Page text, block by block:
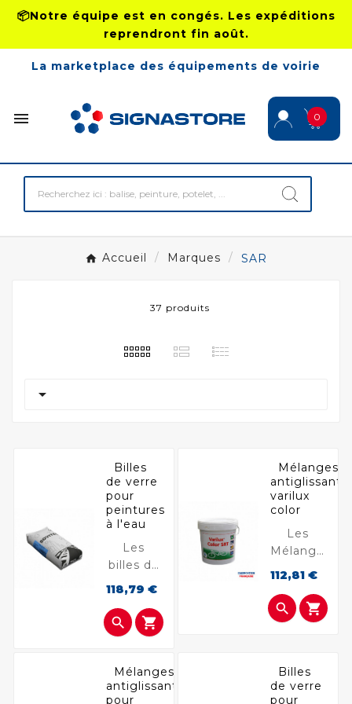
📦Notre équipe est en congés. Les expéditions
reprendront fin août.
La marketplace des équipements de voirie
 0
Accueil Marques SAR
37 produits

Billes
de verre
pour
peintures
à l'eau
Les
billes de
verre
pour
peintures
à l’eau
une
excellente
118,79 €Prix
 
Mélanges
antiglissants
varilux
color
Les
Mélanges
antiglissants
VARILUX
COLOR
sont des
traités.
Ils
112,81 €Prix
 
Mélanges
antiglissants
pour
Billes
de verre
pour